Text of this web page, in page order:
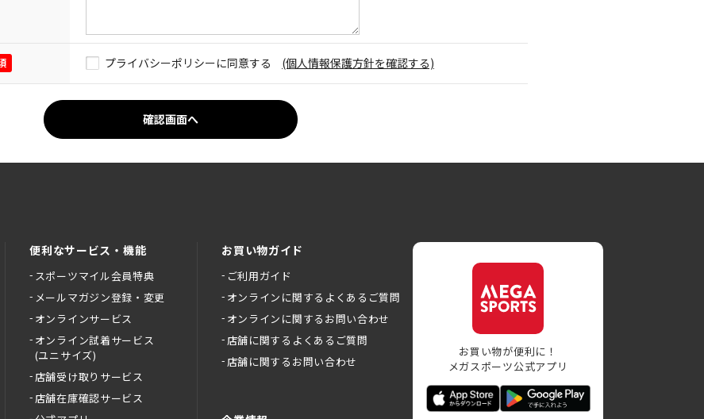
プライバシーポリシーに同意する (個人情報保護方針を確認する)
便利なサービス・機能
スポーツマイル会員特典
メールマガジン登録・変更
オンラインサービス
オンライン試着サービス
(ユニサイズ)
店舗受け取りサービス
店舗在庫確認サービス
お買い物ガイド
ご利用ガイド
オンラインに関するよくあるご質問
オンラインに関するお問い合わせ
店舗に関するよくあるご質問
店舗に関するお問い合わせ
お買い物が便利に！
メガスポーツ公式アプリ